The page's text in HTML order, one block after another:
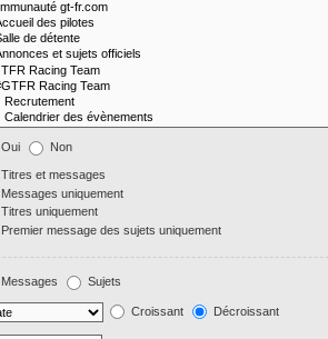
Oui Non
Titres et messages
Messages uniquement
Titres uniquement
Premier message des sujets uniquement
Messages Sujets
Croissant Décroissant